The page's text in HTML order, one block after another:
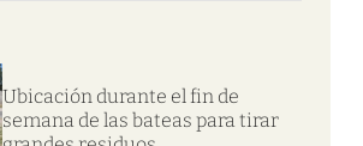
Ubicación durante el fin de
semana de las bateas para tirar